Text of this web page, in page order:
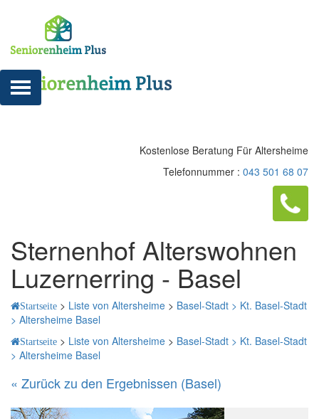
Kostenlose Beratung Für Altersheime
Telefonnummer : 043 501 68 07
Sternenhof Alterswohnen
Luzernerring - Basel
Startseite > Liste von Altersheime > Basel-Stadt > Kt. Basel-Stadt
> Altersheime Basel
Startseite > Liste von Altersheime > Basel-Stadt > Kt. Basel-Stadt
> Altersheime Basel
« Zurück zu den Ergebnissen (Basel)